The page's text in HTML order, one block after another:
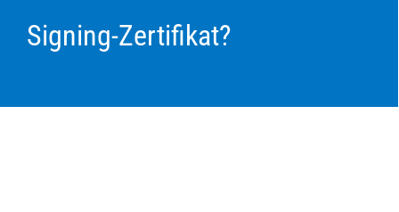
Signing-Zertifikat?